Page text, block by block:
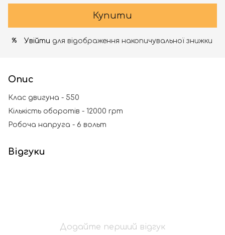
Купити
% Увійти для відображення накопичувальної знижки
Опис
Клас двигуна - 550
Кількість оборотів - 12000 rpm
Робоча напруга - 6 вольт
Відгуки
Додайте перший відгук